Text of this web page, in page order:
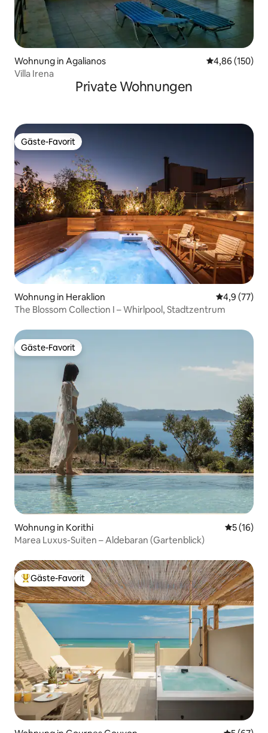
Wohnung in Agalianos
4,86 (150)
Villa Irena
Private Wohnungen
Gäste-Favorit
Gäste-Favorit
Wohnung in Heraklion
4,9 (77)
The Blossom Collection I – Whirlpool, Stadtzentrum
Gäste-Favorit
Gäste-Favorit
Wohnung in Korithi
5 (16)
Marea Luxus-Suiten – Aldebaran (Gartenblick)
Beliebter Gäste-Favorit.
Gäste-Favorit